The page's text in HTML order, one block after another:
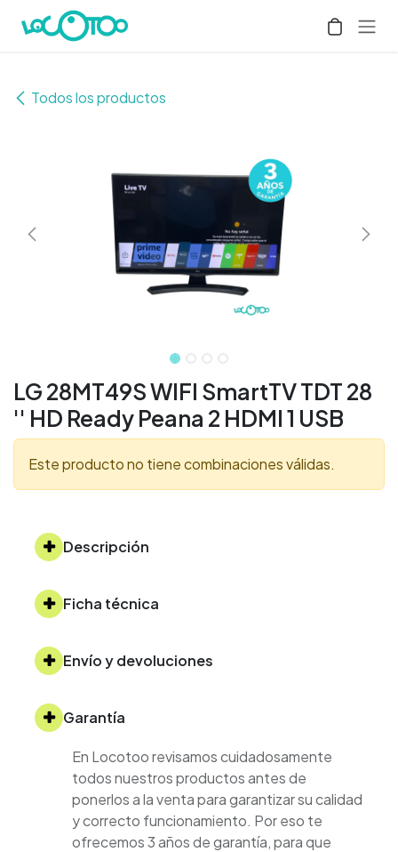
Ir al contenido
Todos los productos
LG 28MT49S WIFI SmartTV TDT 28
'' HD Ready Peana 2 HDMI 1 USB
Este producto no tiene combinaciones válidas.
Descripción
Ficha técnica
Envío y devoluciones
Garantía
En Locotoo revisamos cuidadosamente
todos nuestros productos antes de
ponerlos a la venta para garantizar su calidad
y correcto funcionamiento. Por eso te
ofrecemos 3 años de garantía, para que